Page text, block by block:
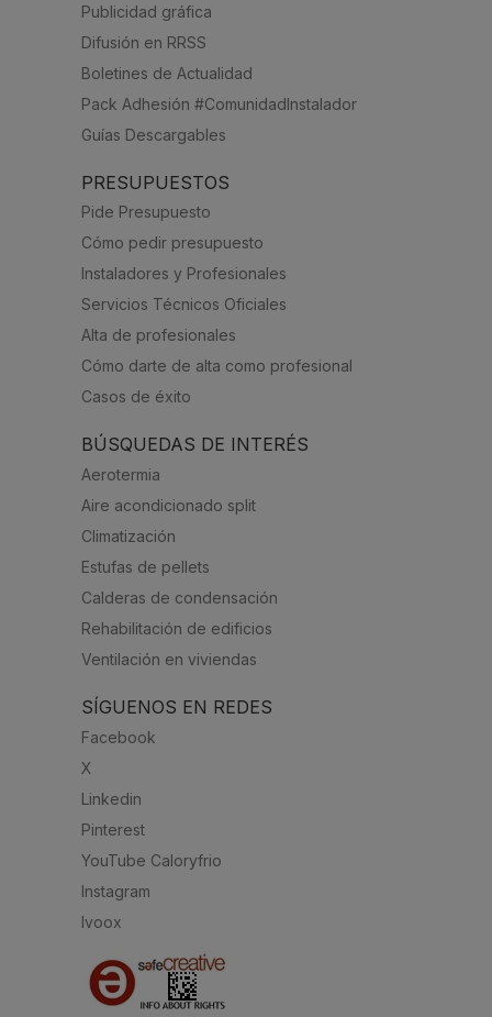
Publicidad gráfica
Difusión en RRSS
Boletines de Actualidad
Pack Adhesión #ComunidadInstalador
Guías Descargables
PRESUPUESTOS
Pide Presupuesto
Cómo pedir presupuesto
Instaladores y Profesionales
Servicios Técnicos Oficiales
Alta de profesionales
Cómo darte de alta como profesional
Casos de éxito
BÚSQUEDAS DE INTERÉS
Aerotermia
Aire acondicionado split
Climatización
Estufas de pellets
Calderas de condensación
Rehabilitación de edificios
Ventilación en viviendas
SÍGUENOS EN REDES
Facebook
X
Linkedin
Pinterest
YouTube Caloryfrio
Instagram
Ivoox